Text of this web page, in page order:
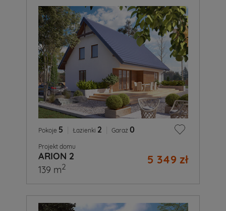
Pokoje 5 Łazienki 2 Garaż 0
Projekt domu
ARION 2 5 349 zł
139 m2